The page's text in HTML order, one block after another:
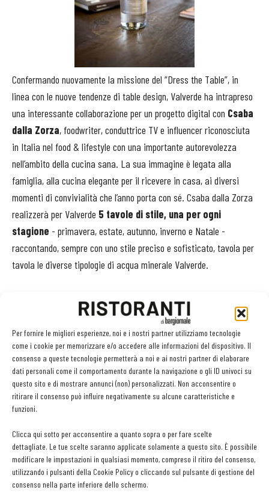
Per fornire le migliori esperienze, noi e i nostri partner utilizziamo tecnologie
come i cookie per memorizzare e/o accedere alle informazioni del dispositivo. Il
consenso a queste tecnologie permetterà a noi e ai nostri partner di elaborare
dati personali come il comportamento durante la navigazione o gli ID univoci su
questo sito e di mostrare annunci (non) personalizzati. Non acconsentire o
ritirare il consenso può influire negativamente su alcune caratteristiche e
funzioni.
Clicca qui sotto per acconsentire a quanto sopra o per fare scelte
dettagliate. Le tue scelte saranno applicate solamente a questo sito. È possibile
modificare le impostazioni in qualsiasi momento, compreso il ritiro del consenso,
utilizzando i pulsanti della Cookie Policy o cliccando sul pulsante di gestione del
consenso nella parte inferiore dello schermo.
Confermando nuovamente la missione del “Dress the Table”, in
linea con le nuove tendenze di table design, Valverde ha intrapreso
una interessante collaborazione per un progetto digital con Csaba
dalla Zorza, foodwriter, conduttrice TV e influencer riconosciuta
in Italia nel food & lifestyle con una importante autorevolezza
nell’ambito della cucina sana. La sua immagine è legata alla
famiglia, alla cucina elegante per il ricevere in casa, ai diversi
momenti di convivialità che l’anno porta con sé. Csaba dalla Zorza
realizzerà per Valverde 5 tavole di stile, una per ogni
stagione - primavera, estate, autunno, inverno e Natale -
raccontando, sempre con uno stile preciso e sofisticato, tavola per
tavola le diverse tipologie di acqua minerale Valverde.
residuo fisso, soli 38,8 mg/l, che le conferisce la denominazione di
“minimamente mineralizzata”. Servita nei migliori ristoranti in
Italia e nel mondo e distribuita con il servizio a domicilio.
LEGGI ANCHE